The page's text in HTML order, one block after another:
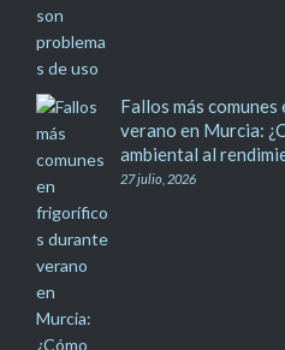
Fallos más
verano en Murcia:
ambiental al
27 julio, 2026